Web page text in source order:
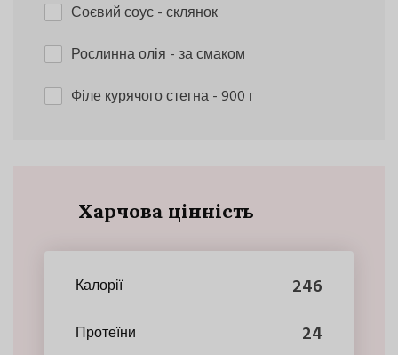
Соєвий соус- склянок
Рослинна олія - за смаком
Філе курячого стегна- 900 г
Харчова цінність
Калорії 246
Протеїни 24